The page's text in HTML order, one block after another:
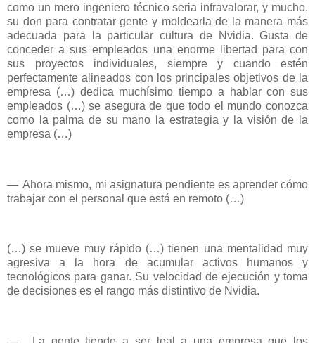
como un mero ingeniero técnico seria infravalorar, y mucho,
su don para contratar gente y moldearla de la manera más
adecuada para la particular cultura de Nvidia. Gusta de
conceder a sus empleados una enorme libertad para con
sus proyectos individuales, siempre y cuando estén
perfectamente alineados con los principales objetivos de la
empresa (…) dedica muchísimo tiempo a hablar con sus
empleados (…) se asegura de que todo el mundo conozca
como la palma de su mano la estrategia y la visión de la
empresa (…)
— Ahora mismo, mi asignatura pendiente es aprender cómo
trabajar con el personal que está en remoto (…)
(…) se mueve muy rápido (…) tienen una mentalidad muy
agresiva a la hora de acumular activos humanos y
tecnológicos para ganar. Su velocidad de ejecución y toma
de decisiones es el rango más distintivo de Nvidia.